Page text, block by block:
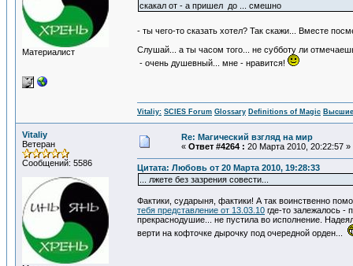
Материалист
скакал от - а пришел до ... смешно
- ты чего-то сказать хотел? Так скажи... Вместе
Слушай... а ты часом того... не субботу ли
- очень душевный... мне - нравится!
Vitaliy: SCIES Forum Glossary Definitions of Magic
Vitaliy
Ветеран
Сообщений: 5586
Re: Магический взгляд на мир
« Ответ #4264 : 20 Марта 2010, 20:22:57 »
Цитата: Любовь от 20 Марта 2010, 19:28:33
... лжете без зазрения совести...
Фактики, сударыня, фактики! А так воинственно
тебя представление от 13.03.10 где-то залежалось -
прекраснодушие... не пустила во исполнение.
верти на кофточке дырочку под очередной орден...